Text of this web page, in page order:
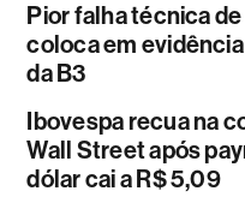
Pior falha técnica
coloca em
da B3
Ibovespa recua na
Wall Street após
dólar cai a R$ 5,09